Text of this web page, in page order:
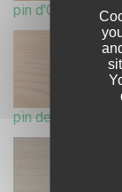
pin d'Oregon
pin de Caroline